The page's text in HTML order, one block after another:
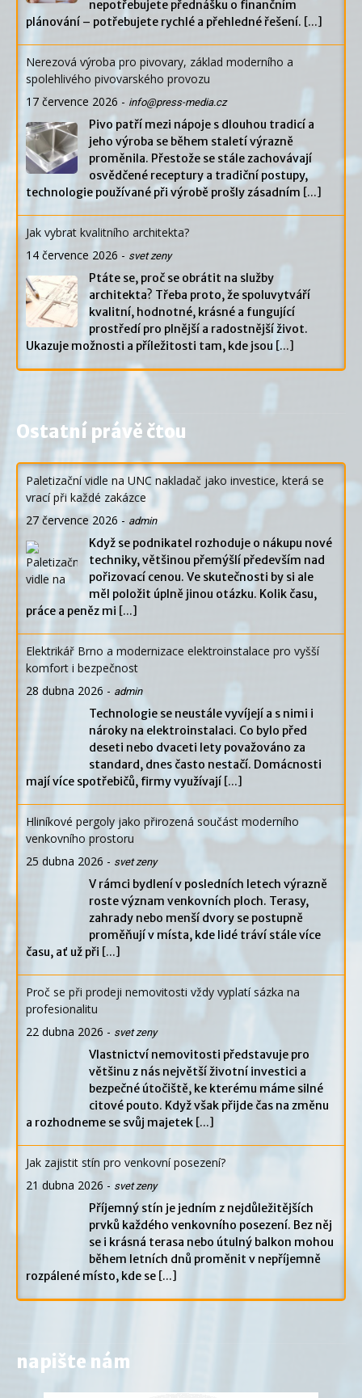
nepotřebujete přednášku o finančním
plánování – potřebujete rychlé a přehledné řešení. [...]
Nerezová výroba pro pivovary, základ moderního a
spolehlivého pivovarského provozu
17 července 2026 - info@press-media.cz
Pivo patří mezi nápoje s dlouhou tradicí a
jeho výroba se během staletí výrazně
proměnila. Přestože se stále zachovávají
osvědčené receptury a tradiční postupy,
technologie používané při výrobě prošly zásadním [...]
Jak vybrat kvalitního architekta?
14 července 2026 - svet zeny
Ptáte se, proč se obrátit na služby
architekta? Třeba proto, že spoluvytváří
kvalitní, hodnotné, krásné a fungující
prostředí pro plnější a radostnější život.
Ukazuje možnosti a příležitosti tam, kde jsou [...]
Ostatní právě čtou
Paletizační vidle na UNC nakladač jako investice, která se
vrací při každé zakázce
27 července 2026 - admin
Když se podnikatel rozhoduje o nákupu nové
techniky, většinou přemýšlí především nad
pořizovací cenou. Ve skutečnosti by si ale
měl položit úplně jinou otázku. Kolik času,
práce a peněz mi [...]
Elektrikář Brno a modernizace elektroinstalace pro vyšší
komfort i bezpečnost
28 dubna 2026 - admin
Technologie se neustále vyvíjejí a s nimi i
nároky na elektroinstalaci. Co bylo před
deseti nebo dvaceti lety považováno za
standard, dnes často nestačí. Domácnosti
mají více spotřebičů, firmy využívají [...]
Hliníkové pergoly jako přirozená součást moderního
venkovního prostoru
25 dubna 2026 - svet zeny
V rámci bydlení v posledních letech výrazně
roste význam venkovních ploch. Terasy,
zahrady nebo menší dvory se postupně
proměňují v místa, kde lidé tráví stále více
času, ať už při [...]
Proč se při prodeji nemovitosti vždy vyplatí sázka na
profesionalitu
22 dubna 2026 - svet zeny
Vlastnictví nemovitosti představuje pro
většinu z nás největší životní investici a
bezpečné útočiště, ke kterému máme silné
citové pouto. Když však přijde čas na změnu
a rozhodneme se svůj majetek [...]
Jak zajistit stín pro venkovní posezení?
21 dubna 2026 - svet zeny
Příjemný stín je jedním z nejdůležitějších
prvků každého venkovního posezení. Bez něj
se i krásná terasa nebo útulný balkon mohou
během letních dnů proměnit v nepříjemně
rozpálené místo, kde se [...]
napište nám